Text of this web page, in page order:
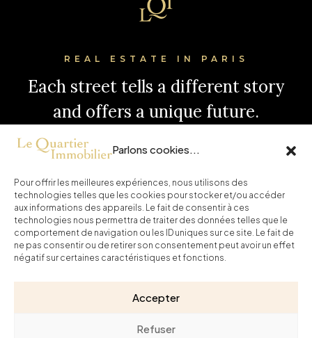
Parlons cookies...
Pour offrir les meilleures expériences, nous utilisons des
technologies telles que les cookies pour stocker et/ou accéder
aux informations des appareils. Le fait de consentir à ces
technologies nous permettra de traiter des données telles que le
comportement de navigation ou les ID uniques sur ce site. Le fait de
ne pas consentir ou de retirer son consentement peut avoir un effet
négatif sur certaines caractéristiques et fonctions.
Accepter
Refuser
REAL ESTATE IN PARIS
Each street tells a different story
and offers a unique future.
Le Quartier Immobilier helps you
choose yours, with selected
properties and trusted support.
Continue your visit here.
Home Buy News Contact
Le Quartier Immobilier - All rights reserved